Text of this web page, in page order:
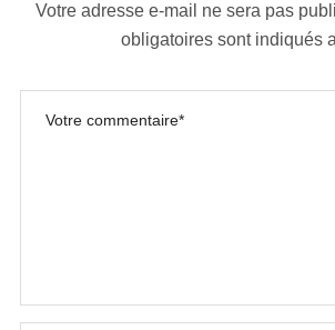
Votre adresse e-mail ne sera pas
obligatoires sont indiqués